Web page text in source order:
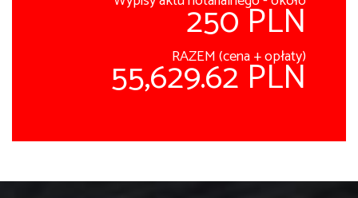
250 PLN
RAZEM (cena + opłaty)
55,629.62 PLN